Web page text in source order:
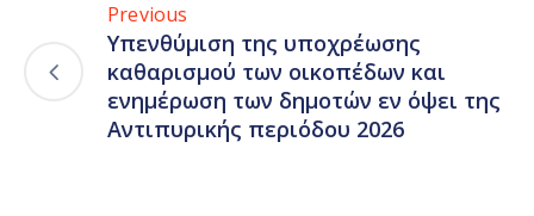
Previous
Υπενθύμιση της υποχρέωσης
καθαρισμού των οικοπέδων και
ενημέρωση των δημοτών εν όψει της
Αντιπυρικής περιόδου 2026